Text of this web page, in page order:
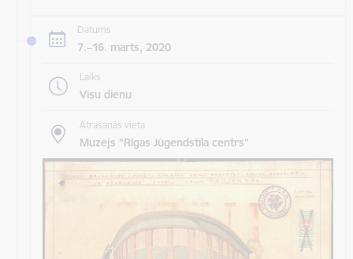
Datums
7.–16. marts, 2020
Laiks
Visu dienu
Atrašanās vieta
Muzejs “Rīgas Jūgendstila centrs”